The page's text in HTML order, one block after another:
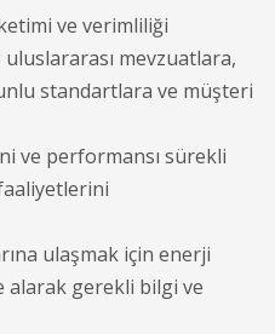
ve verimliliği
uluslararası mevzuatlara,
standartlara ve müşteri
ve performansı sürekli
ulaşmak için enerji
gerekli bilgi ve